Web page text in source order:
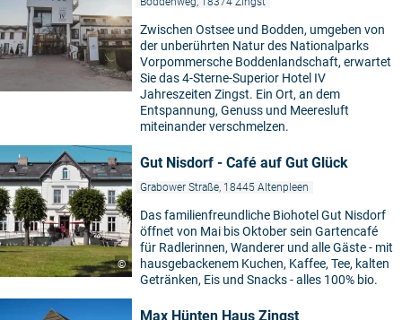
Zwischen Ostsee und Bodden, umgeben von
der unberührten Natur des Nationalparks
Vorpommersche Boddenlandschaft, erwartet
Sie das 4-Sterne-Superior Hotel IV
Jahreszeiten Zingst. Ein Ort, an dem
Entspannung, Genuss und Meeresluft
miteinander verschmelzen.
©
Gut Nisdorf - Café auf Gut Glück
Grabower Straße, 18445 Altenpleen
Das familienfreundliche Biohotel Gut Nisdorf
öffnet von Mai bis Oktober sein Gartencafé
für Radlerinnen, Wanderer und alle Gäste - mit
hausgebackenem Kuchen, Kaffee, Tee, kalten
Getränken, Eis und Snacks - alles 100% bio.
Max Hünten Haus Zingst